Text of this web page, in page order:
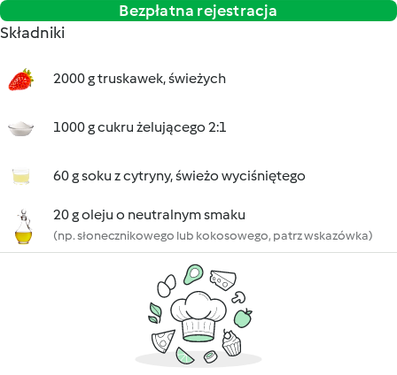
Bezpłatna rejestracja
Składniki
2000 g truskawek, świeżych
1000 g cukru żelującego 2:1
60 g soku z cytryny, świeżo wyciśniętego
20 g oleju o neutralnym smaku
(np. słonecznikowego lub kokosowego, patrz wskazówka)